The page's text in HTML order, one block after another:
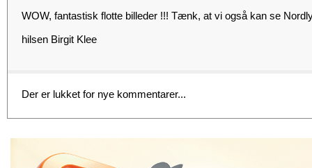
WOW, fantastisk flotte billeder !!! Tænk, at vi også kan se
hilsen Birgit Klee
Der er lukket for nye kommentarer...